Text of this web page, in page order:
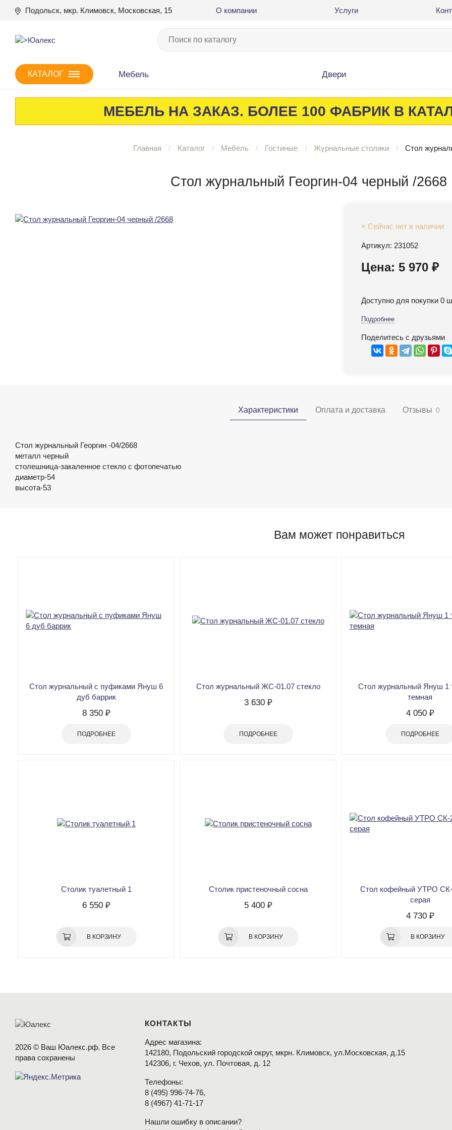
Подольск, мкр. Климовск, Московская, 15 О компании Услуги
КАТАЛОГ Мебель Двери
МЕБЕЛЬ НА ЗАКАЗ. БОЛЕЕ 100 ФАБРИК В
Главная Каталог Мебель Гостиные Журнальные столики Стол
Стол журнальный Георгин-04 черный /2668
× Сейчас нет в наличии
Артикул: 231052
Цена: 5 970 ₽
Доступно для покупки 0
Подробнее
Поделитесь с друзьями
Характеристики Оплата и доставка Отзывы 0
Стол журнальный Георгин -04/2668
металл черный
столешница-закаленное стекло с фотопечатью
диаметр-54
высота-53
Вам может понравиться
Стол журнальный с пуфиками Януш 6
дуб баррик
8 350 ₽
ПОДРОБНЕЕ
Стол журнальный ЖС-01.07 стекло
3 630 ₽
ПОДРОБНЕЕ
Стол журнальный Януш 1
темная
4 050 ₽
ПОДРОБНЕЕ
Столик туалетный 1
6 550 ₽
В КОРЗИНУ
Столик пристеночный сосна
5 400 ₽
В КОРЗИНУ
Стол кофейный УТРО
серая
4 730 ₽
В КОРЗИНУ
2026 © Ваш Юалекс.рф. Все
права сохранены
КОНТАКТЫ
Адрес магазина:
142180, Подольский городской округ, мкрн. Климовск, ул.Московская, д.15
142306, г. Чехов, ул. Почтовая, д. 12
Телефоны:
8 (495) 996-74-76,
8 (4967) 41-71-17
Нашли ошибку в описании?